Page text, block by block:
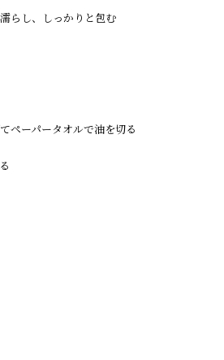
らし、しっかりと包む
ペーパータオルで油を切る